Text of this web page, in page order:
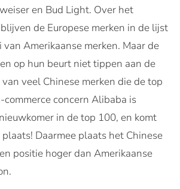
en Bud Light. Over het
de Europese merken in de lijst
Amerikaanse merken. Maar de
op hun beurt niet tippen aan de
veel Chinese merken die de top
commerce concern Alibaba is
in de top 100, en komt
Daarmee plaats het Chinese
positie hoger dan Amerikaanse